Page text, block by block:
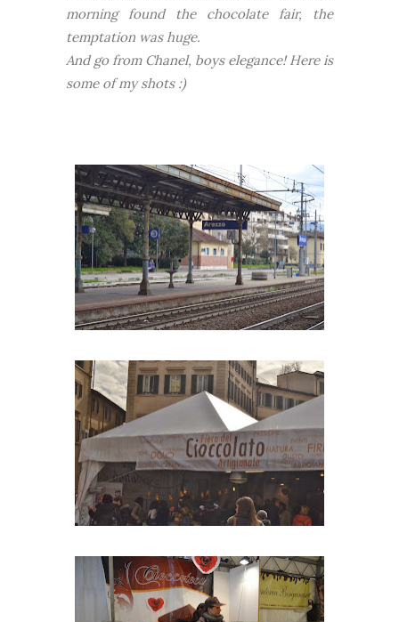
morning found the chocolate fair, the
temptation was huge.
And go from Chanel, boys elegance! Here is
some of my shots :)